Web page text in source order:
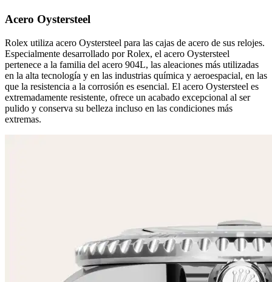
Acero Oystersteel
Rolex utiliza acero Oystersteel para las cajas de acero de sus relojes.
Especialmente desarrollado por Rolex, el acero Oystersteel
pertenece a la familia del acero 904L, las aleaciones más utilizadas
en la alta tecnología y en las industrias química y aeroespacial, en las
que la resistencia a la corrosión es esencial. El acero Oystersteel es
extremadamente resistente, ofrece un acabado excepcional al ser
pulido y conserva su belleza incluso en las condiciones más
extremas.